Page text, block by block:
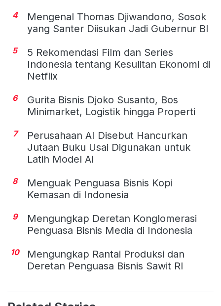
4
Mengenal Thomas Djiwandono, Sosok
yang Santer Diisukan Jadi Gubernur BI
5
5 Rekomendasi Film dan Series
Indonesia tentang Kesulitan Ekonomi di
Netflix
6
Gurita Bisnis Djoko Susanto, Bos
Minimarket, Logistik hingga Properti
7
Perusahaan AI Disebut Hancurkan
Jutaan Buku Usai Digunakan untuk
Latih Model AI
8
Menguak Penguasa Bisnis Kopi
Kemasan di Indonesia
9
Mengungkap Deretan Konglomerasi
Penguasa Bisnis Media di Indonesia
10
Mengungkap Rantai Produksi dan
Deretan Penguasa Bisnis Sawit RI